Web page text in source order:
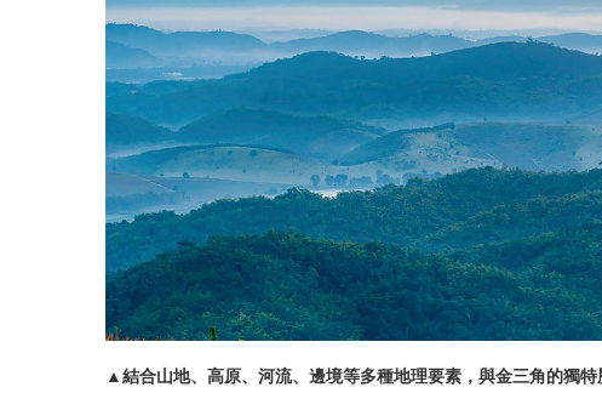
▲結合山地、高原、河流、邊境等多種地理要素，與金三角的獨特